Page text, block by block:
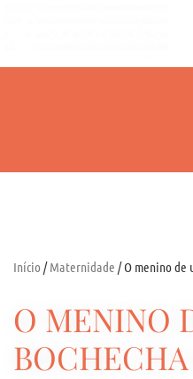
Início /Maternidade / O menino de
O MENINO
BOCHECHA